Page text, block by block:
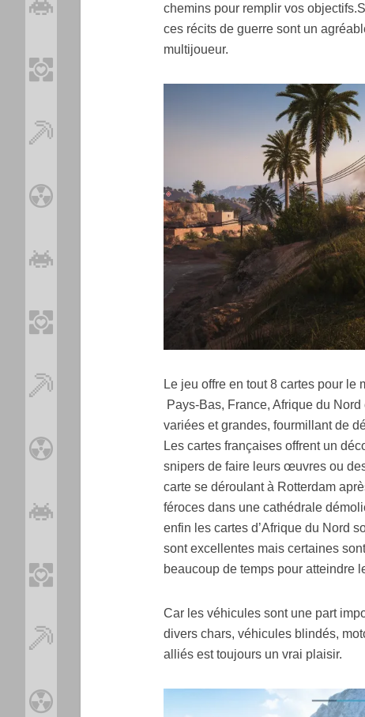
chemins pour remplir vos
ces récits de guerre sont un
multijoueur.
Le jeu offre en tout 8 cartes pour le
Pays-Bas, France, Afrique du
variées et grandes, fourmillant de
Les cartes françaises offrent un
snipers de faire leurs œuvres ou
carte se déroulant à Rotterdam
féroces dans une cathédrale
enfin les cartes d’Afrique du Nord
sont excellentes mais certaines
beaucoup de temps pour atteindre
Car les véhicules sont une part
divers chars, véhicules blindés,
alliés est toujours un vrai plaisir.